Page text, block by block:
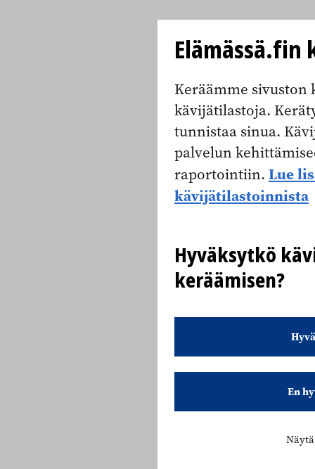
Keräämme sivuston
kävijätilastoja.
tunnistaa sinua.
palvelun
raportointiin. Lue
kävijätilastoinnista
Hyväksytkö
keräämisen?
En